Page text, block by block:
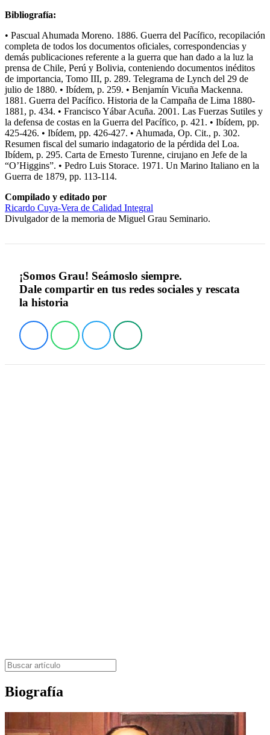
Bibliografía:
• Pascual Ahumada Moreno. 1886. Guerra del Pacífico, recopilación
completa de todos los documentos oficiales, correspondencias y
demás publicaciones referente a la guerra que han dado a la luz la
prensa de Chile, Perú y Bolivia, conteniendo documentos inéditos
de importancia, Tomo III, p. 289. Telegrama de Lynch del 29 de
julio de 1880. • Ibídem, p. 259. • Benjamín Vicuña Mackenna.
1881. Guerra del Pacífico. Historia de la Campaña de Lima 1880-
1881, p. 434. • Francisco Yábar Acuña. 2001. Las Fuerzas Sutiles y
la defensa de costas en la Guerra del Pacífico, p. 421. • Ibídem, pp.
425-426. • Ibídem, pp. 426-427. • Ahumada, Op. Cit., p. 302.
Resumen fiscal del sumario indagatorio de la pérdida del Loa.
Ibídem, p. 295. Carta de Ernesto Turenne, cirujano en Jefe de la
“O’Higgins”. • Pedro Luis Storace. 1971. Un Marino Italiano en la
Guerra de 1879, pp. 113-114.
Compilado y editado por
Ricardo Cuya-Vera de Calidad Integral
Divulgador de la memoria de Miguel Grau Seminario.
¡Somos Grau! Seámoslo siempre.
Dale compartir en tus redes sociales y rescata
la historia
Biografía